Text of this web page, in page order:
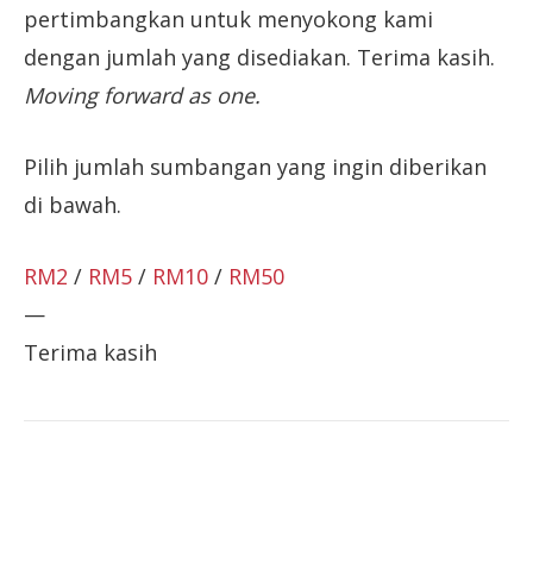
pertimbangkan untuk menyokong kami
dengan jumlah yang disediakan. Terima kasih.
Moving forward as one.
Pilih jumlah sumbangan yang ingin diberikan
di bawah.
RM2 / RM5 / RM10 / RM50
—
Terima kasih